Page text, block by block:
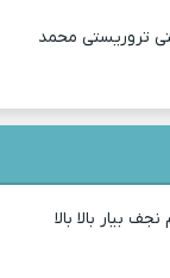
تروریستی محمد
بیار بالا بالا